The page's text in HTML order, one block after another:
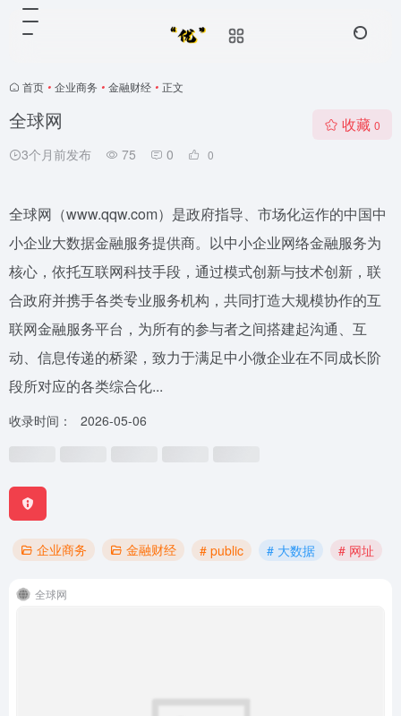
首页 • 企业商务 • 金融财经 • 正文
全球网
3个月前发布 75 0 0
收藏 0
全球网（www.qqw.com）是政府指导、市场化运作的中国中
小企业大数据金融服务提供商。以中小企业网络金融服务为
核心，依托互联网科技手段，通过模式创新与技术创新，联
合政府并携手各类专业服务机构，共同打造大规模协作的互
联网金融服务平台，为所有的参与者之间搭建起沟通、互
动、信息传递的桥梁，致力于满足中小微企业在不同成长阶
段所对应的各类综合化...
收录时间： 2026-05-06
企业商务 金融财经 # public # 大数据 # 网址
全球网